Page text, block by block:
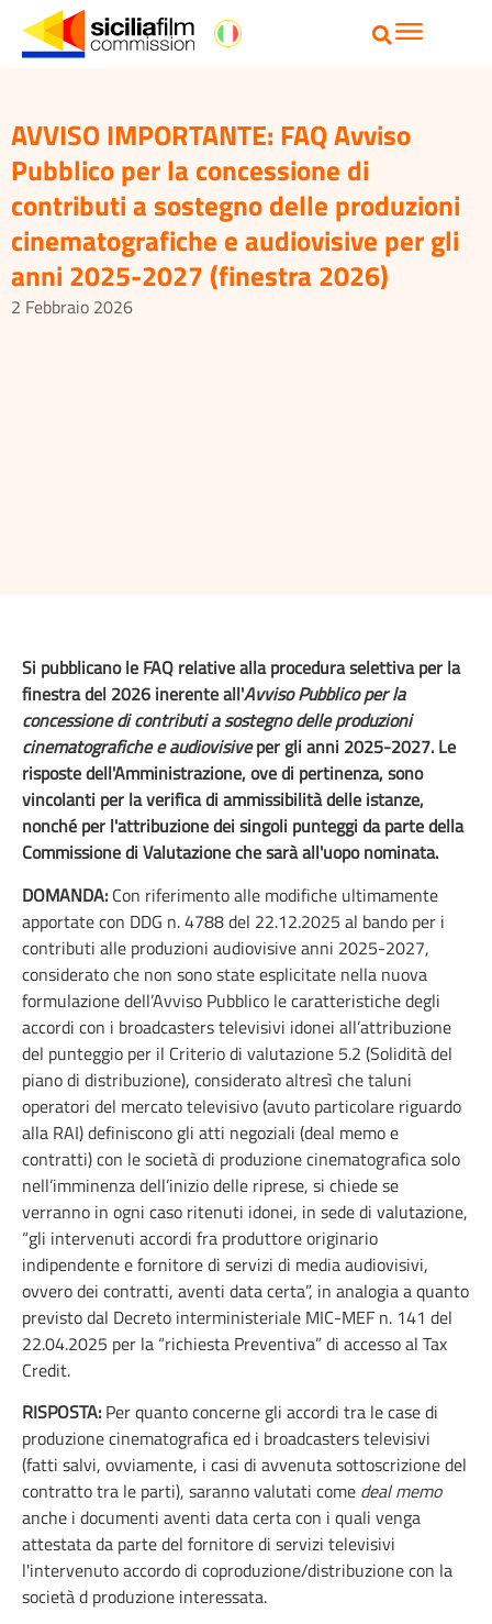
AVVISO IMPORTANTE: FAQ Avviso
Pubblico per la concessione di
contributi a sostegno delle produzioni
cinematografiche e audiovisive per gli
anni 2025-2027 (finestra 2026)
2 Febbraio 2026
Si pubblicano le FAQ relative alla procedura selettiva per la
finestra del 2026 inerente all'Avviso Pubblico per la
concessione di contributi a sostegno delle produzioni
cinematografiche e audiovisiveper gli anni 2025-2027. Le
risposte dell'Amministrazione, ove di pertinenza, sono
vincolanti per la verifica di ammissibilità delle istanze,
nonché per l'attribuzione dei singoli punteggi da parte della
Commissione di Valutazione che sarà all'uopo nominata.
DOMANDA: Con riferimento alle modifiche ultimamente
apportate con DDG n. 4788 del 22.12.2025 al bando per i
contributi alle produzioni audiovisive anni 2025-2027,
considerato che non sono state esplicitate nella nuova
formulazione dell’Avviso Pubblico le caratteristiche degli
accordi con i broadcasters televisivi idonei all’attribuzione
del punteggio per il Criterio di valutazione 5.2 (Solidità del
piano di distribuzione), considerato altresì che taluni
operatori del mercato televisivo (avuto particolare riguardo
alla RAI) definiscono gli atti negoziali (deal memo e
contratti) con le società di produzione cinematografica solo
nell’imminenza dell’inizio delle riprese, si chiede se
verranno in ogni caso ritenuti idonei, in sede di valutazione,
“gli intervenuti accordi fra produttore originario
indipendente e fornitore di servizi di media audiovisivi,
ovvero dei contratti, aventi data certa”, in analogia a quanto
previsto dal Decreto interministeriale MIC-MEF n. 141 del
22.04.2025 per la “richiesta Preventiva” di accesso al Tax
Credit.
RISPOSTA: Per quanto concerne gli accordi tra le case di
produzione cinematografica ed i broadcasters televisivi
(fatti salvi, ovviamente, i casi di avvenuta sottoscrizione del
contratto tra le parti), saranno valutati come deal memo
anche i documenti aventi data certa con i quali venga
attestata da parte del fornitore di servizi televisivi
l'intervenuto accordo di coproduzione/distribuzione con la
società d produzione interessata.